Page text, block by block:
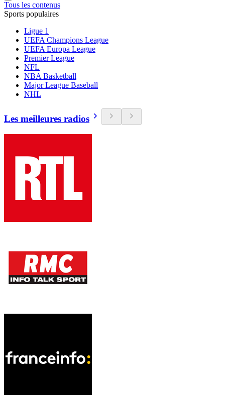
Tous les contenus
Sports populaires
Ligue 1
UEFA Champions League
UEFA Europa League
Premier League
NFL
NBA Basketball
Major League Baseball
NHL
Les meilleures radios